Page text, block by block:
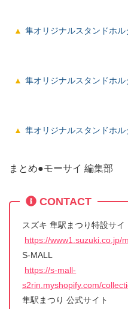
隼オリジナルスタンドホル
隼オリジナルスタンドホル
隼オリジナルスタンドホル
まとめ●モーサイ 編集部
CONTACT
スズキ 隼駅まつり特設サイ
https://www1.suzuki.co.jp/
S-MALL
https://s-mall-
s2rin.myshopify.com/
隼駅まつり 公式サイト